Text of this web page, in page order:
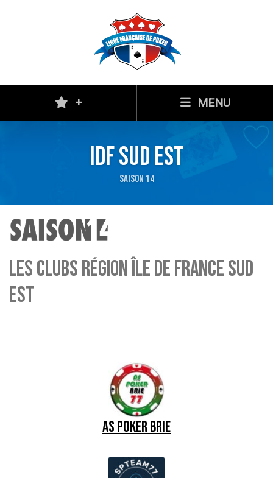
+ MENU
idf Sud Est
SAISON 14
Les clubs région île de france sud
est
AS POKER BRIE